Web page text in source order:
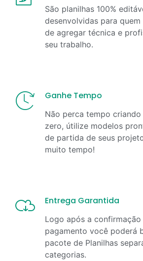
São planilhas 100%
desenvolvidas para
de agregar técnica e
seu trabalho.
Ganhe Tempo
Não perca tempo
zero, útilize modelos
de partida de seus
muito tempo!
Entrega Garantida
Logo após a confirmação
pagamento você poderá
pacote de Planilhas
categorias.